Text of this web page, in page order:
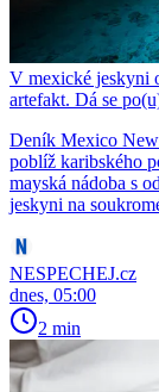
V mexické jeskyni
artefakt. Dá se
Deník Mexico
poblíž karibského
mayská nádoba s
jeskyni na
NESPECHEJ.cz
dnes, 05:00
2 min